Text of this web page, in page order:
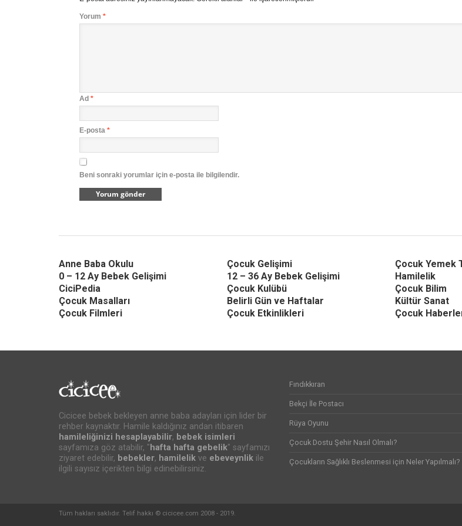
Yorum *
Ad *
E-posta *
Beni sonraki yorumlar için e-posta ile bilgilendir.
Anne Baba Okulu Çocuk Gelişimi Çocuk Yemek
0 – 12 Ay Bebek Gelişimi
12 – 36 Ay Bebek Gelişimi Hamilelik
CiciPedia
Çocuk Kulübü Çocuk Bilim
Çocuk Masalları
Belirli Gün ve Haftalar Kültür Sanat
Çocuk Filmleri
Çocuk Etkinlikleri Çocuk
Cicicee bebek bekleyen anne baba adayları için lider bir
rehber kaynaktır. Hamile kaldığınız andan itibaren
hamileliğinizi hesaplayabilir, bebek isimleri
sayfamıza göz atabilir, " hafta hafta gebelik" sayfamızı
ziyaret edebilir, bebekler, hamilelik ve ebeveynlik ile
ilgili sayısız içerikten bilgi edinebilirsiniz.
Fındıkkıran
Bekçi İle Postacı
Rüya Oyunu
Çocuk Dostu Şehir Nasıl Olmalı?
Çocukların Sağlıklı Beslenmesi için Neler Yapılmalı?
Tüm hakları saklıdır. Telif hakkı © cicicee.com 2008 - 2019.